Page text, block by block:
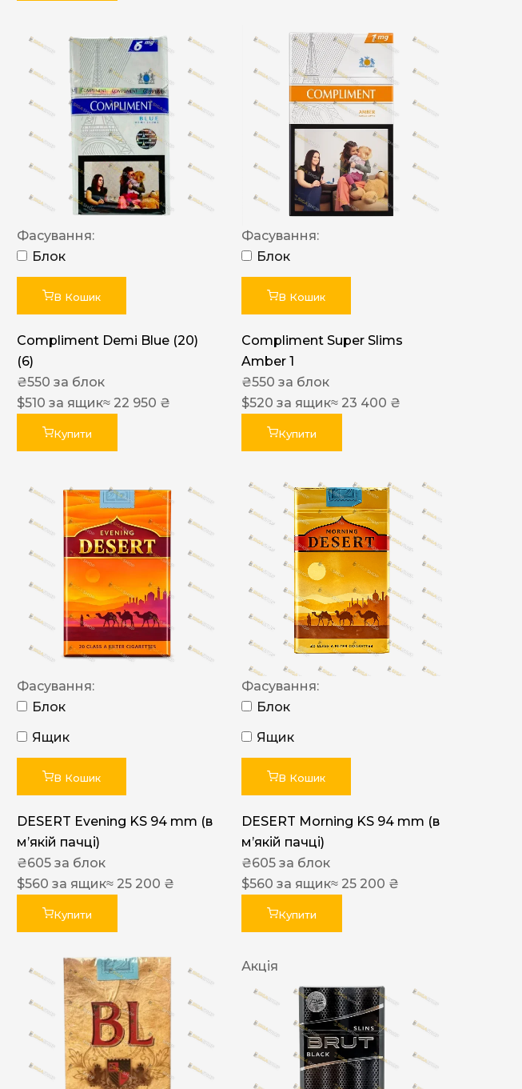
Фасування:
Блок
В Кошик
Compliment Demi Blue (20)
(6)
₴550 за блок
$510 за ящик≈ 22 950 ₴
Купити
Фасування:
Блок
В Кошик
Compliment Super Slims
Amber 1
₴550 за блок
$520 за ящик≈ 23 400 ₴
Купити
Фасування:
Блок
Ящик
В Кошик
DESERT Evening KS 94 mm (в
мʼякій пачці)
₴605 за блок
$560 за ящик≈ 25 200 ₴
Купити
Фасування:
Блок
Ящик
В Кошик
DESERT Morning KS 94 mm (в
мʼякій пачці)
₴605 за блок
$560 за ящик≈ 25 200 ₴
Купити
Акція